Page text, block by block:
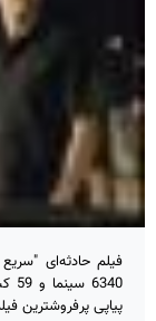
فیلم حادثه‌ای
پیاپی پرفروشترین